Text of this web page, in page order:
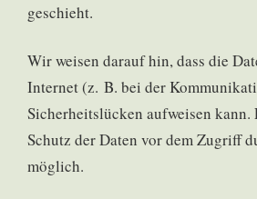
geschieht.
Wir weisen darauf hin, dass die
Internet (z. B. bei der
Sicherheitslücken aufweisen
Schutz der Daten vor dem Zugriff
möglich.